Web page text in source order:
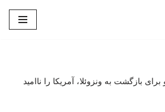
برای بازگشت به ونزوئلا، آمریکا را ناامید